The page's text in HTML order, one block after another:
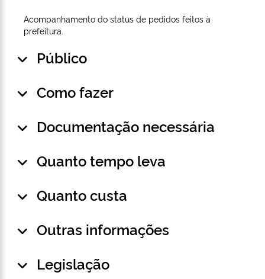
Acompanhamento do status de pedidos feitos à
prefeitura.
Público
Como fazer
Documentação necessária
Quanto tempo leva
Quanto custa
Outras informações
Legislação